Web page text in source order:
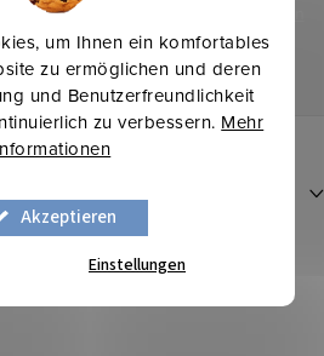
um Ihnen ein komfortables
zu ermöglichen und deren
und Benutzerfreundlichkeit
zu verbessern. Mehr
Akzeptieren
Einstellungen
erklären Sie sich mit den
Daten
PROFIL ANZEIGEN